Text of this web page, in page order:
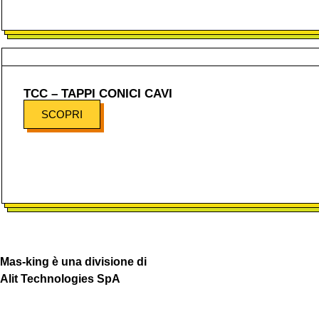
TCC – TAPPI CONICI CAVI
SCOPRI
Mas-king è una divisione di
Alit Technologies SpA